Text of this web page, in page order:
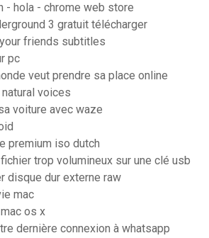
- hola - chrome web store
3 gratuit télécharger
friends subtitles
pc
veut prendre sa place online
voices
voiture avec waze
premium iso dutch
trop volumineux sur une clé usb
disque dur externe raw
mac
os x
dernière connexion à whatsapp